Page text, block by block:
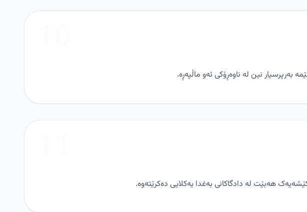
بەرپرسیار نین لە ناوەڕۆکی ئەو ماڵپەڕە.
هەبێت لە دادگاکانی بەغدا یەکلایی دەکرێتەوە.